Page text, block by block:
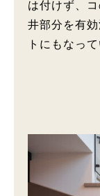
は付けず、
井部分を有
トにもなって